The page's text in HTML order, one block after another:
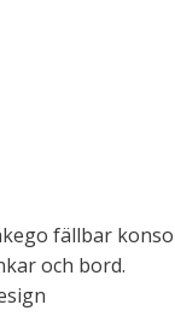
fällbar
och bord.